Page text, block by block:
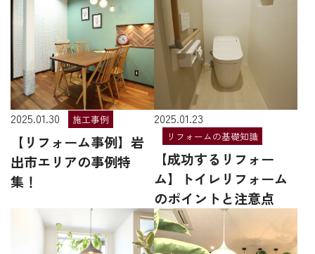
2025.01.30 施工事例
【リフォーム事例】岩
出市エリアの事例特
集！
2025.01.23
リフォームの基礎知識
【成功するリフォー
ム】トイレリフォーム
のポイントと注意点